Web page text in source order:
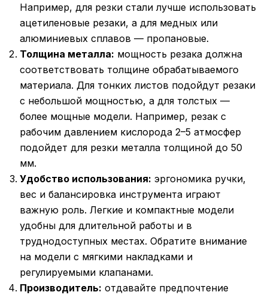
Например, для резки стали лучше использовать
ацетиленовые резаки, а для медных или
алюминиевых сплавов — пропановые.
Толщина металла: мощность резака должна
соответствовать толщине обрабатываемого
материала. Для тонких листов подойдут резаки
с небольшой мощностью, а для толстых —
более мощные модели. Например, резак с
рабочим давлением кислорода 2–5 атмосфер
подойдет для резки металла толщиной до 50
мм.
Удобство использования: эргономика ручки,
вес и балансировка инструмента играют
важную роль. Легкие и компактные модели
удобны для длительной работы и в
труднодоступных местах. Обратите внимание
на модели с мягкими накладками и
регулируемыми клапанами.
Производитель: отдавайте предпочтение